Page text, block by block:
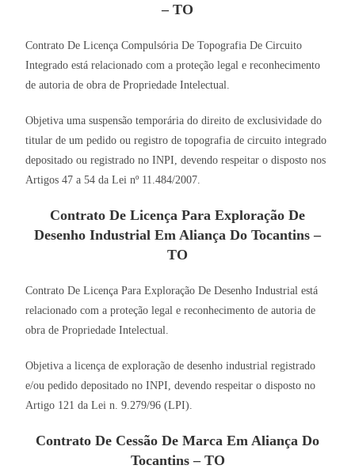
– TO
Contrato De Licença Compulsória De Topografia De Circuito
Integrado está relacionado com a proteção legal e reconhecimento
de autoria de obra de Propriedade Intelectual.
Objetiva uma suspensão temporária do direito de exclusividade do
titular de um pedido ou registro de topografia de circuito integrado
depositado ou registrado no INPI, devendo respeitar o disposto nos
Artigos 47 a 54 da Lei nº 11.484/2007.
Contrato De Licença Para Exploração De
Desenho Industrial Em Aliança Do Tocantins –
TO
Contrato De Licença Para Exploração De Desenho Industrial está
relacionado com a proteção legal e reconhecimento de autoria de
obra de Propriedade Intelectual.
Objetiva a licença de exploração de desenho industrial registrado
e/ou pedido depositado no INPI, devendo respeitar o disposto no
Artigo 121 da Lei n. 9.279/96 (LPI).
Contrato De Cessão De Marca Em Aliança Do
Tocantins – TO